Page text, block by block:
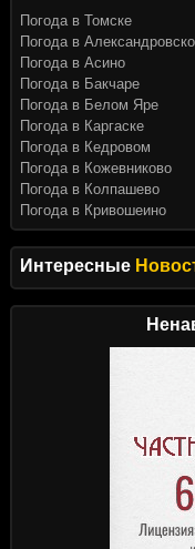
Интересные
Погода в Томске
Погода в
Погода в Асино
Погода в Бакчаре
Погода в Белом Яре
Погода в Каргаске
Погода в Кедровом
Погода в Кожевниково
Погода в Колпашево
Погода в Кривошеино